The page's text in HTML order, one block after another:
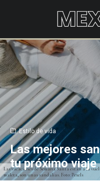
Las vacaciones de Semana Santa están a la
maleta, son unas sandalias. Foto: Pexels
Estilo de vida
Las mejores
tu próximo viaje